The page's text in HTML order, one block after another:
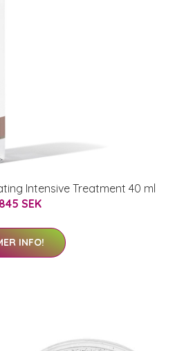
Intensive Treatment 40 ml
845 SEK
INFO!